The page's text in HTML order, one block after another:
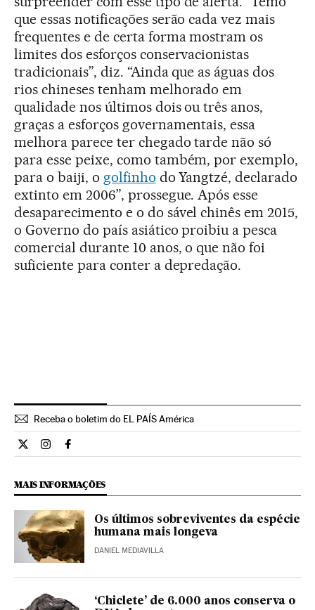
que essas notificações serão cada vez mais
frequentes e de certa forma mostram os
limites dos esforços conservacionistas
tradicionais”, diz. “Ainda que as águas dos
rios chineses tenham melhorado em
qualidade nos últimos dois ou três anos,
graças a esforços governamentais, essa
melhora parece ter chegado tarde não só
para esse peixe, como também, por exemplo,
para o baiji, o golfinho do Yangtzé, declarado
extinto em 2006”, prossegue. Após esse
desaparecimento e o do sável chinês em 2015,
o Governo do país asiático proibiu a pesca
comercial durante 10 anos, o que não foi
suficiente para conter a depredação.
Receba o boletim do EL PAÍS América
Ciencia El País Brasil en Twitter
Ciencia El País Brasil en Instagram
Ciencia El País Brasil en Facebook
MAIS INFORMAÇÕES
Os últimos sobreviventes da espécie
humana mais longeva
DANIEL MEDIAVILLA
‘Chiclete’ de 6.000 anos conserva o